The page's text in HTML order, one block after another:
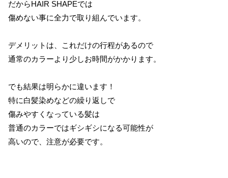
だからHAIR SHAPEでは
傷めない事に全力で取り組んでいます。
デメリットは、これだけの行程があるので
通常のカラーより少しお時間がかかります。
でも結果は明らかに違います！
特に白髪染めなどの繰り返しで
傷みやすくなっている髪は
普通のカラーではギシギシになる可能性が
高いので、注意が必要です。